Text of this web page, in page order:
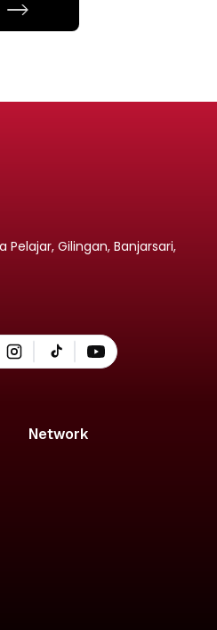
Pelajar, Gilingan, Banjarsari,
Network